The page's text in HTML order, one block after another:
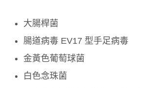
大腸桿菌
腸道病毒 EV17 型手足病毒
金黃色葡萄球菌
白色念珠菌